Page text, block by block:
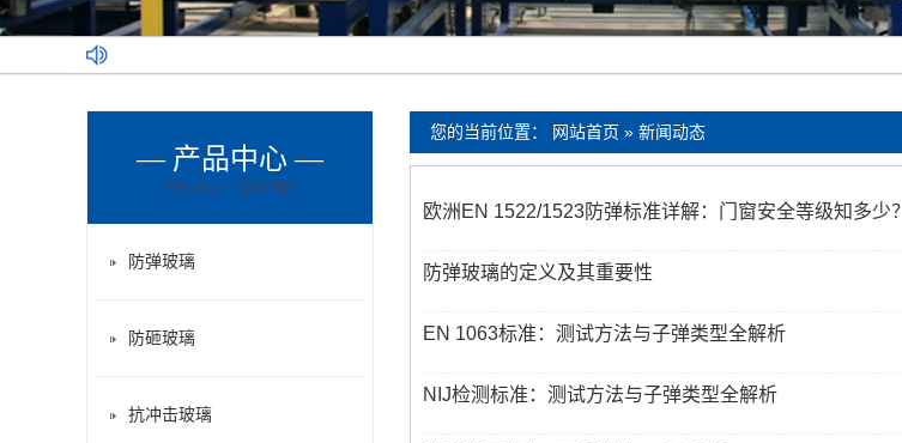
您的当前位置： 网站首页 » 新闻动态
欧洲EN 1522/1523防弹标准详解：门窗安全等级知多少？
防弹玻璃的定义及其重要性
EN 1063标准：测试方法与子弹类型全解析
NIJ检测标准：测试方法与子弹类型全解析
— 产品中心 —
PRODU** CENTER
防弹玻璃
防砸玻璃
抗冲击玻璃